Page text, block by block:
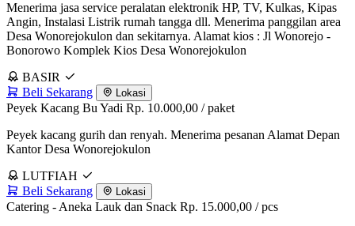
Menerima jasa service peralatan elektronik HP, TV, Kulkas, Kipas
Angin, Instalasi Listrik rumah tangga dll. Menerima panggilan area
Desa Wonorejokulon dan sekitarnya. Alamat kios : Jl Wonorejo -
Bonorowo Komplek Kios Desa Wonorejokulon
BASIR
Beli Sekarang
Lokasi
Peyek Kacang Bu Yadi Rp. 10.000,00 / paket
Peyek kacang gurih dan renyah. Menerima pesanan Alamat Depan
Kantor Desa Wonorejokulon
LUTFIAH
Beli Sekarang
Lokasi
Catering - Aneka Lauk dan Snack Rp. 15.000,00 / pcs